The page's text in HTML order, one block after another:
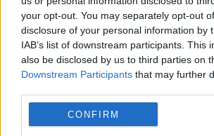
your opt-out. You may separately opt-out
disclosure of your personal information by
IAB’s list of downstream participants. This
also be disclosed by us to third parties on
Downstream Participants that may further
CONFIRM